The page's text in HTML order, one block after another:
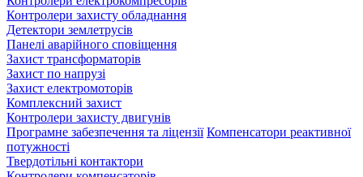
Контролери захисту обладнання
Детектори землетрусів
Панелі аварійного сповіщення
Захист трансформаторів
Захист по напрузі
Захист електромоторів
Комплексний захист
Контролери захисту двигунів
Програмне забезпечення та ліцензії Компенсатори реактивної
потужності
Твердотільні контактори